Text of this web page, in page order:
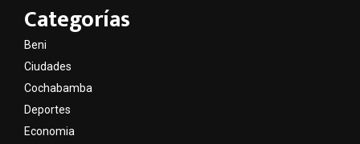
Categorías
Beni
Ciudades
Cochabamba
Deportes
Economia